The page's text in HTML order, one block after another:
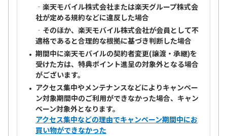
‐楽天モバイル株式会社または楽天グループ株式会
社が定める規約などに違反した場合
‐そのほか、楽天モバイル株式会社が会員として不
適格であると合理的な根拠に基づき判断した場合
期間中に楽天モバイルの契約者変更(譲渡・承継)を
受けた方は、特典ポイント進呈の対象外となる場合
がございます。
アクセス集中やメンテナンスなどによりキャンペー
ン対象期間中のご利用ができなかった場合、キャン
ペーン対象外となります。
アクセス集中などの理由でキャンペーン期間中にお
買い物ができなかった